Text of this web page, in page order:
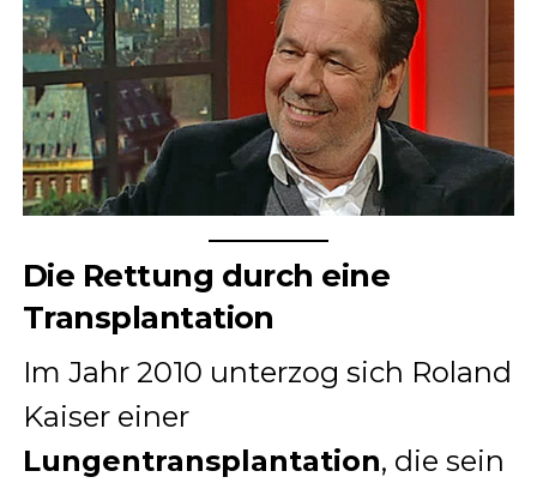
Die Rettung durch eine
Transplantation
Im Jahr 2010 unterzog sich Roland
Kaiser einer
Lungentransplantation, die sein